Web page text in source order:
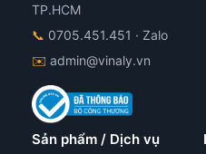
TP.HCM
📞 0705.451.451 · Zalo
✉️ admin@vinaly.vn
Sản phẩm / Dịch vụ